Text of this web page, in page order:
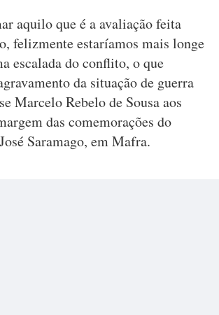
aquilo que é a avaliação feita
felizmente estaríamos mais longe
escalada do conflito, o que
da situação de guerra
Marcelo Rebelo de Sousa aos
das comemorações do
Saramago, em Mafra.